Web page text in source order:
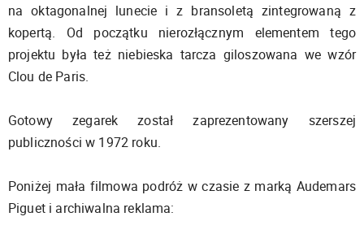
na oktagonalnej lunecie i z bransoletą zintegrowaną z
kopertą. Od początku nierozłącznym elementem tego
projektu była też niebieska tarcza giloszowana we wzór
Clou de Paris.
Gotowy zegarek został zaprezentowany szerszej
publiczności w 1972 roku.
Poniżej mała filmowa podróż w czasie z marką Audemars
Piguet i archiwalna reklama: